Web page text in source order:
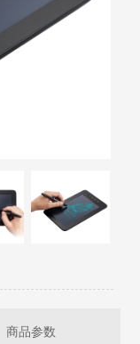
商品参数